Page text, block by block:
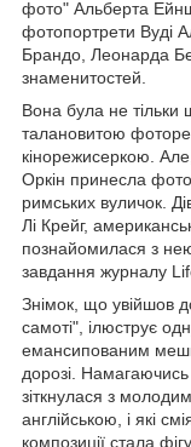
фото" Альберта
фотопортрети Вуді
Брандо, Леонарда
знаменитостей.
Вона була не
талановитою
кінорежисеркою.
Оркін принесла
римських вуличок.
Лі Крейг,
познайомилася з
завдання журналу Life
Знімок, що увійшов
самоті", ілюструє
емансипованим
дорозі. Намагаючись
зіткнулася з
англійською, і які
композиції стала